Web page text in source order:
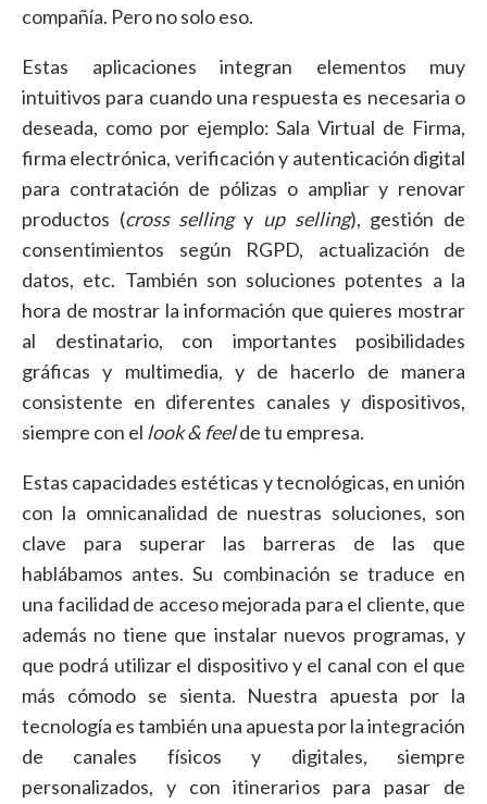
compañía. Pero no solo eso.
Estas aplicaciones integran elementos muy
intuitivos para cuando una respuesta es necesaria o
deseada, como por ejemplo: Sala Virtual de Firma,
firma electrónica, verificación y autenticación digital
para contratación de pólizas o ampliar y renovar
productos (cross sellingy up selling), gestión de
consentimientos según RGPD, actualización de
datos, etc. También son soluciones potentes a la
hora de mostrar la información que quieres mostrar
al destinatario, con importantes posibilidades
gráficas y multimedia, y de hacerlo de manera
consistente en diferentes canales y dispositivos,
siempre con el look & feelde tu empresa.
Estas capacidades estéticas y tecnológicas, en unión
con la omnicanalidad de nuestras soluciones, son
clave para superar las barreras de las que
hablábamos antes. Su combinación se traduce en
una facilidad de acceso mejorada para el cliente, que
además no tiene que instalar nuevos programas, y
que podrá utilizar el dispositivo y el canal con el que
más cómodo se sienta. Nuestra apuesta por la
tecnología es también una apuesta por la integración
de canales físicos y digitales, siempre
personalizados, y con itinerarios para pasar de